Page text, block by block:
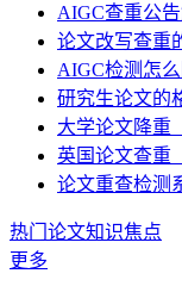
AIGC查重公
论文改写查重
AIGC检测怎
研究生论文的
大学论文降重
英国论文查重
论文重查检测
热门论文知识焦点
更多